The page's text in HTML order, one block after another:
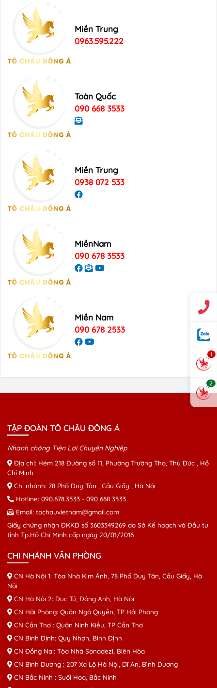
Miền Trung
0963.595.222
Toàn Quốc
090 668 3533
Miền Trung
0938 072 533
MiềnNam
090 678 3533
Miền Nam
090 678 2533
TẬP ĐOÀN TÔ CHÂU ĐÔNG Á
Nhanh chóng Tiện Lợi Chuyên Nghiệp
Địa chỉ: Hẻm 218 Đường số 11, Phường Trường Thọ, Thủ Đức , Hồ
Chí Minh
Chi nhánh: 78 Phố Duy Tân , Cầu Giấy , Hà Nội
Hotline: 090.678.3533 - 090 668 3533
Email: tochauvietnam@gmail.com
Giấy chứng nhận ĐKKD số 3603349269 do Sở Kế hoạch và Đầu tư
tỉnh Tp.Hồ Chí Minh cấp ngày 20/01/2016
1
2
CHI NHÁNH VĂN PHÒNG
CN Hà Nội 1: Tòa Nhà Kim Ánh, 78 Phố Duy Tân, Cầu Giấy, Hà
Nội
CN Hà Nội 2: Dục Tú, Đông Anh, Hà Nội
CN Hải Phòng: Quận Ngô Quyền, TP Hải Phòng
CN Cần Thơ : Quận Ninh Kiều, TP Cần Thơ
CN Bình Định: Quy Nhơn, Bình Định
CN Đồng Nai: Tòa Nhà Sonadezi, Biên Hòa
CN Bình Dương : 207 Xa Lộ Hà Nội, Dĩ An, Bình Dương
CN Bắc Ninh : Suối Hoa, Bắc Ninh